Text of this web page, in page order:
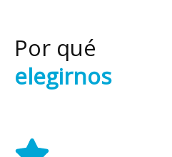
Por qué
elegirnos